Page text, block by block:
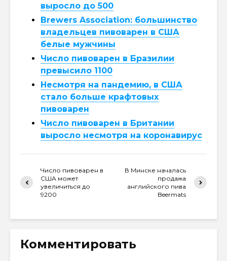
выросло до 500
Brewers Association: большинство
владельцев пивоварен в США
белые мужчины
Число пивоварен в Бразилии
превысило 1100
Несмотря на пандемию, в США
стало больше крафтовых
пивоварен
Число пивоварен в Британии
выросло несмотря на коронавирус
Число пивоварен в
США может
увеличиться до
9200
В Минске началась
продажа
английского пива
Beermats
Комментировать